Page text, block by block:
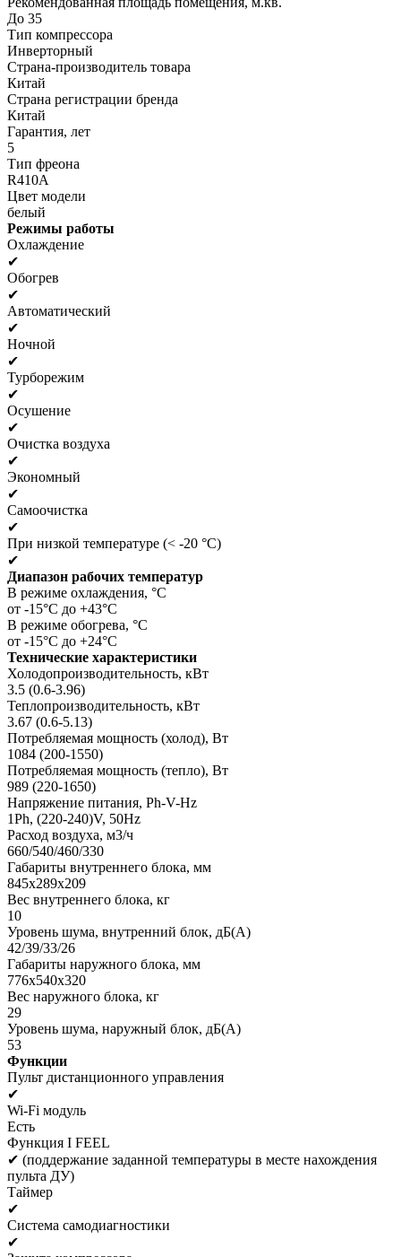
До 35
Тип компрессора
Инверторный
Страна-производитель товара
Китай
Страна регистрации бренда
Китай
Гарантия, лет
5
Тип фреона
R410A
Цвет модели
белый
Режимы работы
Охлаждение
✔
Обогрев
✔
Автоматический
✔
Ночной
✔
Турборежим
✔
Осушение
✔
Очистка воздуха
✔
Экономный
✔
Самоочистка
✔
При низкой температуре (< -20 °C)
✔
Диапазон рабочих температур
В режиме охлаждения, °C
от -15°C до +43°C
В режиме обогрева, °C
от -15°C до +24°C
Технические характеристики
Холодопроизводительность, кВт
3.5 (0.6-3.96)
Теплопроизводительность, кВт
3.67 (0.6-5.13)
Потребляемая мощность (холод), Вт
1084 (200-1550)
Потребляемая мощность (тепло), Вт
989 (220-1650)
Напряжение питания, Ph-V-Hz
1Ph, (220-240)V, 50Hz
Расход воздуха, м3/ч
660/540/460/330
Габариты внутреннего блока, мм
845x289x209
Вес внутреннего блока, кг
10
Уровень шума, внутренний блок, дБ(А)
42/39/33/26
Габариты наружного блока, мм
776х540х320
Вес наружного блока, кг
29
Уровень шума, наружный блок, дБ(А)
53
Функции
Пульт дистанционного управления
✔
Wi-Fi модуль
Есть
Функция I FEEL
✔ (поддержание заданной температуры в месте нахождения
пульта ДУ)
Таймер
✔
Система самодиагностики
✔